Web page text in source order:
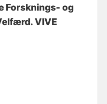
Forsknings- og
VIVE